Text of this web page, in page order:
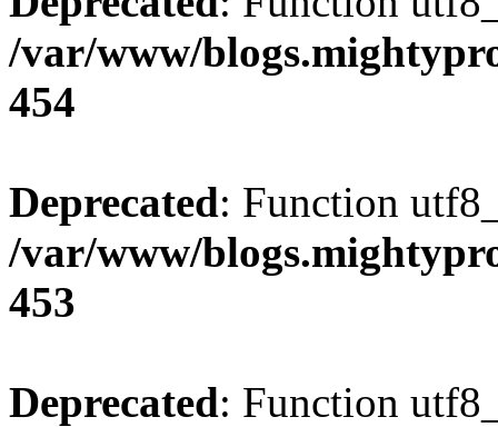
/var/www/
454
Deprecated: Function
/var/www/
453
Deprecated: Function